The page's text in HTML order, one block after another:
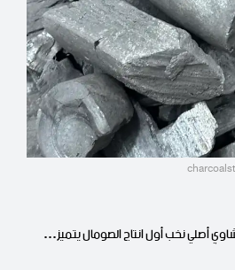
أصلي نخب أول انتاج الصومال يتميز…